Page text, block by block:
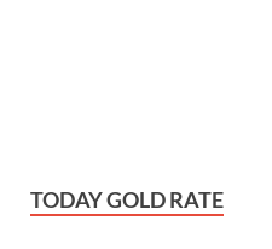
TODAY GOLD RATE